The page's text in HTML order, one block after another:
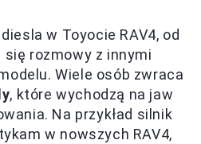
w Toyocie RAV4, od
rozmowy z innymi
Wiele osób zwraca
, które wychodzą na jaw
Na przykład silnik
w nowszych RAV4,